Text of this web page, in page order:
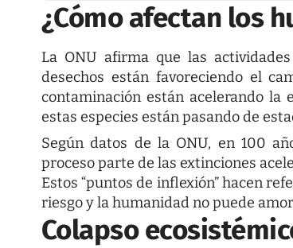
¿Cómo afectan los
La ONU afirma que las
desechos están favoreciendo el
contaminación están acelerando la
estas especies están pasando de
Según datos de la ONU, en 100
proceso parte de las extinciones
Estos “puntos de inflexión” hacen
riesgo y la humanidad no puede
Colapso